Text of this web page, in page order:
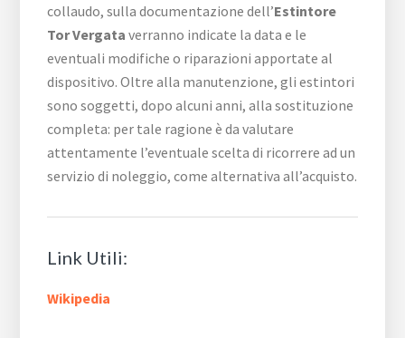
collaudo, sulla documentazione dell’Estintore
Tor Vergata verranno indicate la data e le
eventuali modifiche o riparazioni apportate al
dispositivo. Oltre alla manutenzione, gli estintori
sono soggetti, dopo alcuni anni, alla sostituzione
completa: per tale ragione è da valutare
attentamente l’eventuale scelta di ricorrere ad un
servizio di noleggio, come alternativa all’acquisto.
Link Utili:
Wikipedia